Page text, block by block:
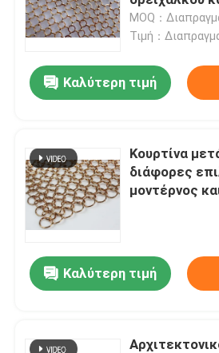
Ενωμένο στενά κιγκλίδωμα
καλάθια gabion
Δίχτυ ασφαλείας
Διάφραγμα ορυχείου
Καλώδιο κραμάτων
διακοσμεί το
γραφείο σας
MOQ：
Τιμή：
Καλύτερη τιμή
Κουρτίνα
διάφορες
μοντέρνος
Καλύτερη τιμή